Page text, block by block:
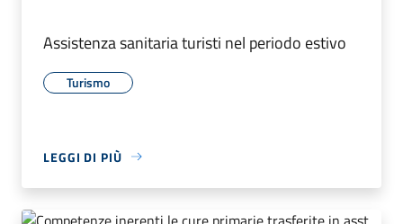
Assistenza sanitaria turisti nel periodo estivo
Turismo
LEGGI DI PIÙ